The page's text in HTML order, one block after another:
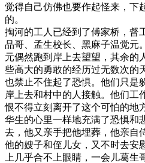
觉得自己仿佛也要作起怪来，下
的。
掏河的工人已经到了傅家桥，督
品哥、孟生校长、黑麻子温觉元
元偶然跑到岸上去望望，其余的
些高大的勇敢的经历过无数次的
也禁止不住起了恐惧。他们只是
岸上去和村中的人接触。他们工
恨不得立刻离开了这个可怕的地
华生的心里一样地充满了恐惧和
去，他又亲手把他埋葬，他亲自
他的嫂子和侄儿女，又不时去安
上几乎合不上眼睛，一会儿葛